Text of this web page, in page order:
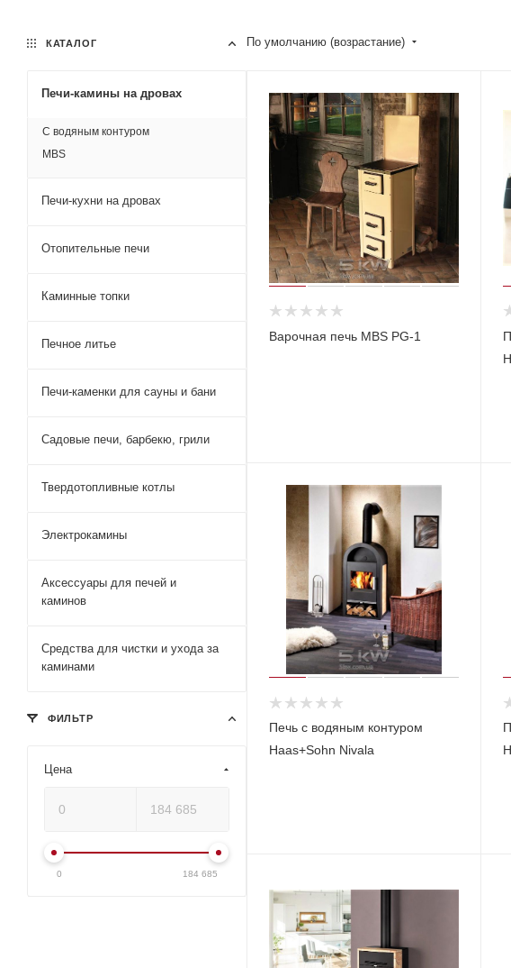
По умолчанию (возрастание)
Варочная печь MBS PG-1
Печь с водяным контуром
Haas+Sohn Nivala
КАТАЛОГ
Печи-камины на дровах
С водяным контуром
MBS
Печи-кухни на дровах
Отопительные печи
Каминные топки
Печное литье
Печи-каменки для сауны и бани
Садовые печи, барбекю, грили
Твердотопливные котлы
Электрокамины
Аксессуары для печей и
каминов
Средства для чистки и ухода за
каминами
ФИЛЬТР
Цена
0 184 685